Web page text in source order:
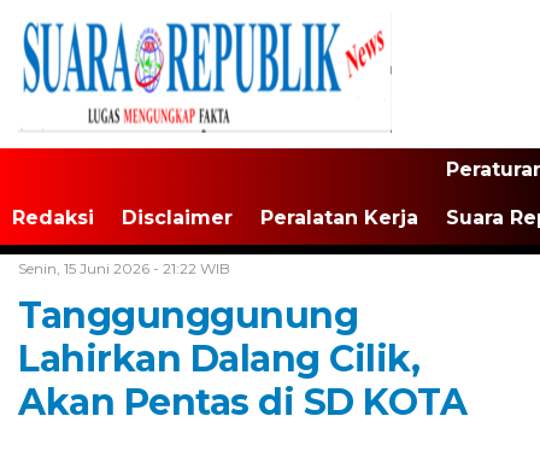
Redaksi Disclaimer Peralatan Kerja Suara
Senin, 15 Juni 2026 - 21:22 WIB
Tanggunggunung
Lahirkan Dalang Cilik,
Akan Pentas di SD KOTA